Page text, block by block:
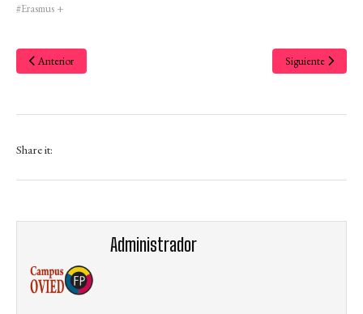
#Erasmus +
Anterior Siguiente
Share it:
Administrador